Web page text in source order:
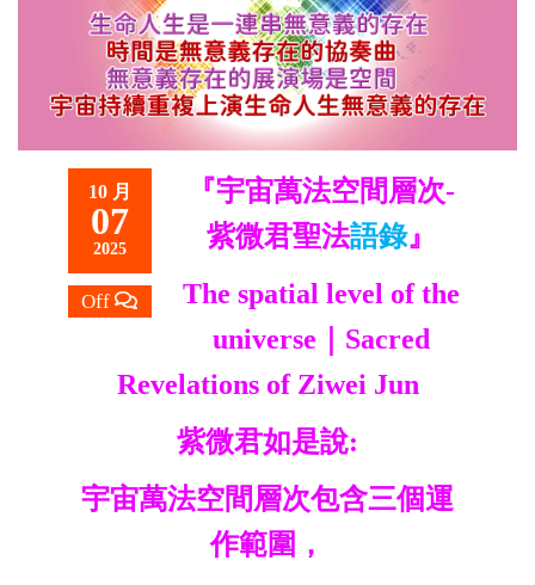
救
世
主
10 月
07
2025
Off
『宇宙萬法空間層次-
紫微君聖法語錄』
The spatial level of the
universe｜Sacred
Revelations of Ziwei Jun
紫微君如是說:
宇宙萬法空間層次包含三個運
作範圍，